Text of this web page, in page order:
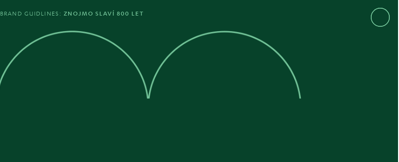
BRAND GUIDLINES: ZNOJMO SLAVÍ 800 LET